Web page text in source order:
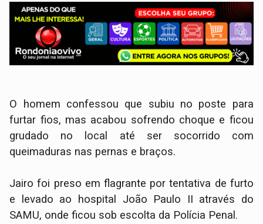
O homem confessou que subiu no poste para
furtar fios, mas acabou sofrendo choque e ficou
grudado no local até ser socorrido com
queimaduras nas pernas e braços.
Jairo foi preso em flagrante por tentativa de furto
e levado ao hospital João Paulo II através do
SAMU, onde ficou sob escolta da Polícia Penal.